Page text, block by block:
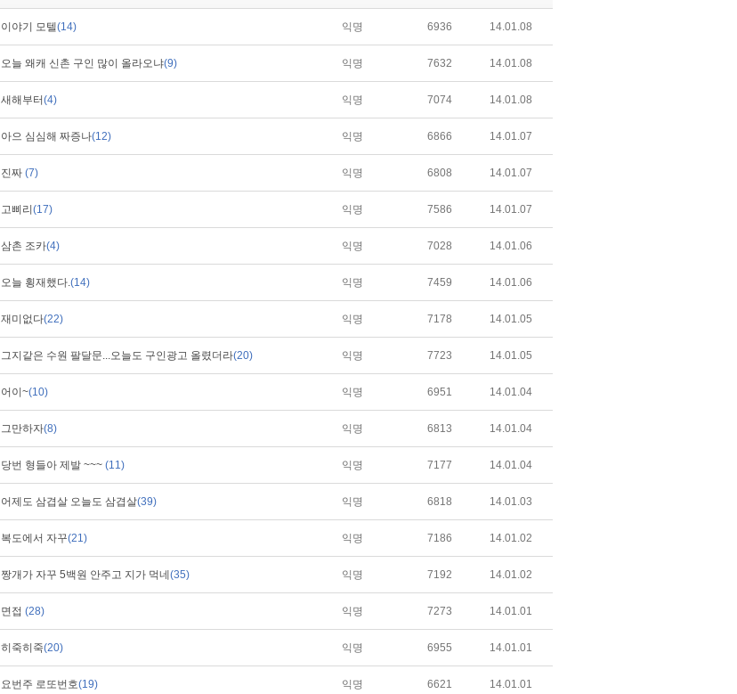
이야기 모텔(14) 익명 6936 14.01.08
오늘 왜캐 신촌 구인 많이 올라오냐(9) 익명 7632 14.01.08
새해부터(4) 익명 7074 14.01.08
아으 심심해 짜증나(12) 익명 6866 14.01.07
진짜 (7) 익명 6808 14.01.07
고삐리 (17) 익명 7586 14.01.07
삼촌 조카(4) 익명 7028 14.01.06
오늘 횡재했다.(14) 익명 7459 14.01.06
재미없다(22) 익명 7178 14.01.05
그지같은 수원 팔달문...오늘도 구인광고 올렸더라(20) 익명 7723 14.01.05
어이~(10) 익명 6951 14.01.04
그만하자(8) 익명 6813 14.01.04
당번 형들아 제발 ~~~ (11) 익명 7177 14.01.04
어제도 삼겹살 오늘도 삼겹살(39) 익명 6818 14.01.03
복도에서 자꾸(21) 익명 7186 14.01.02
짱개가 자꾸 5백원 안주고 지가 먹네 (35) 익명 7192 14.01.02
면접 (28) 익명 7273 14.01.01
히죽히죽(20) 익명 6955 14.01.01
요번주 로또번호(19) 익명 6621 14.01.01